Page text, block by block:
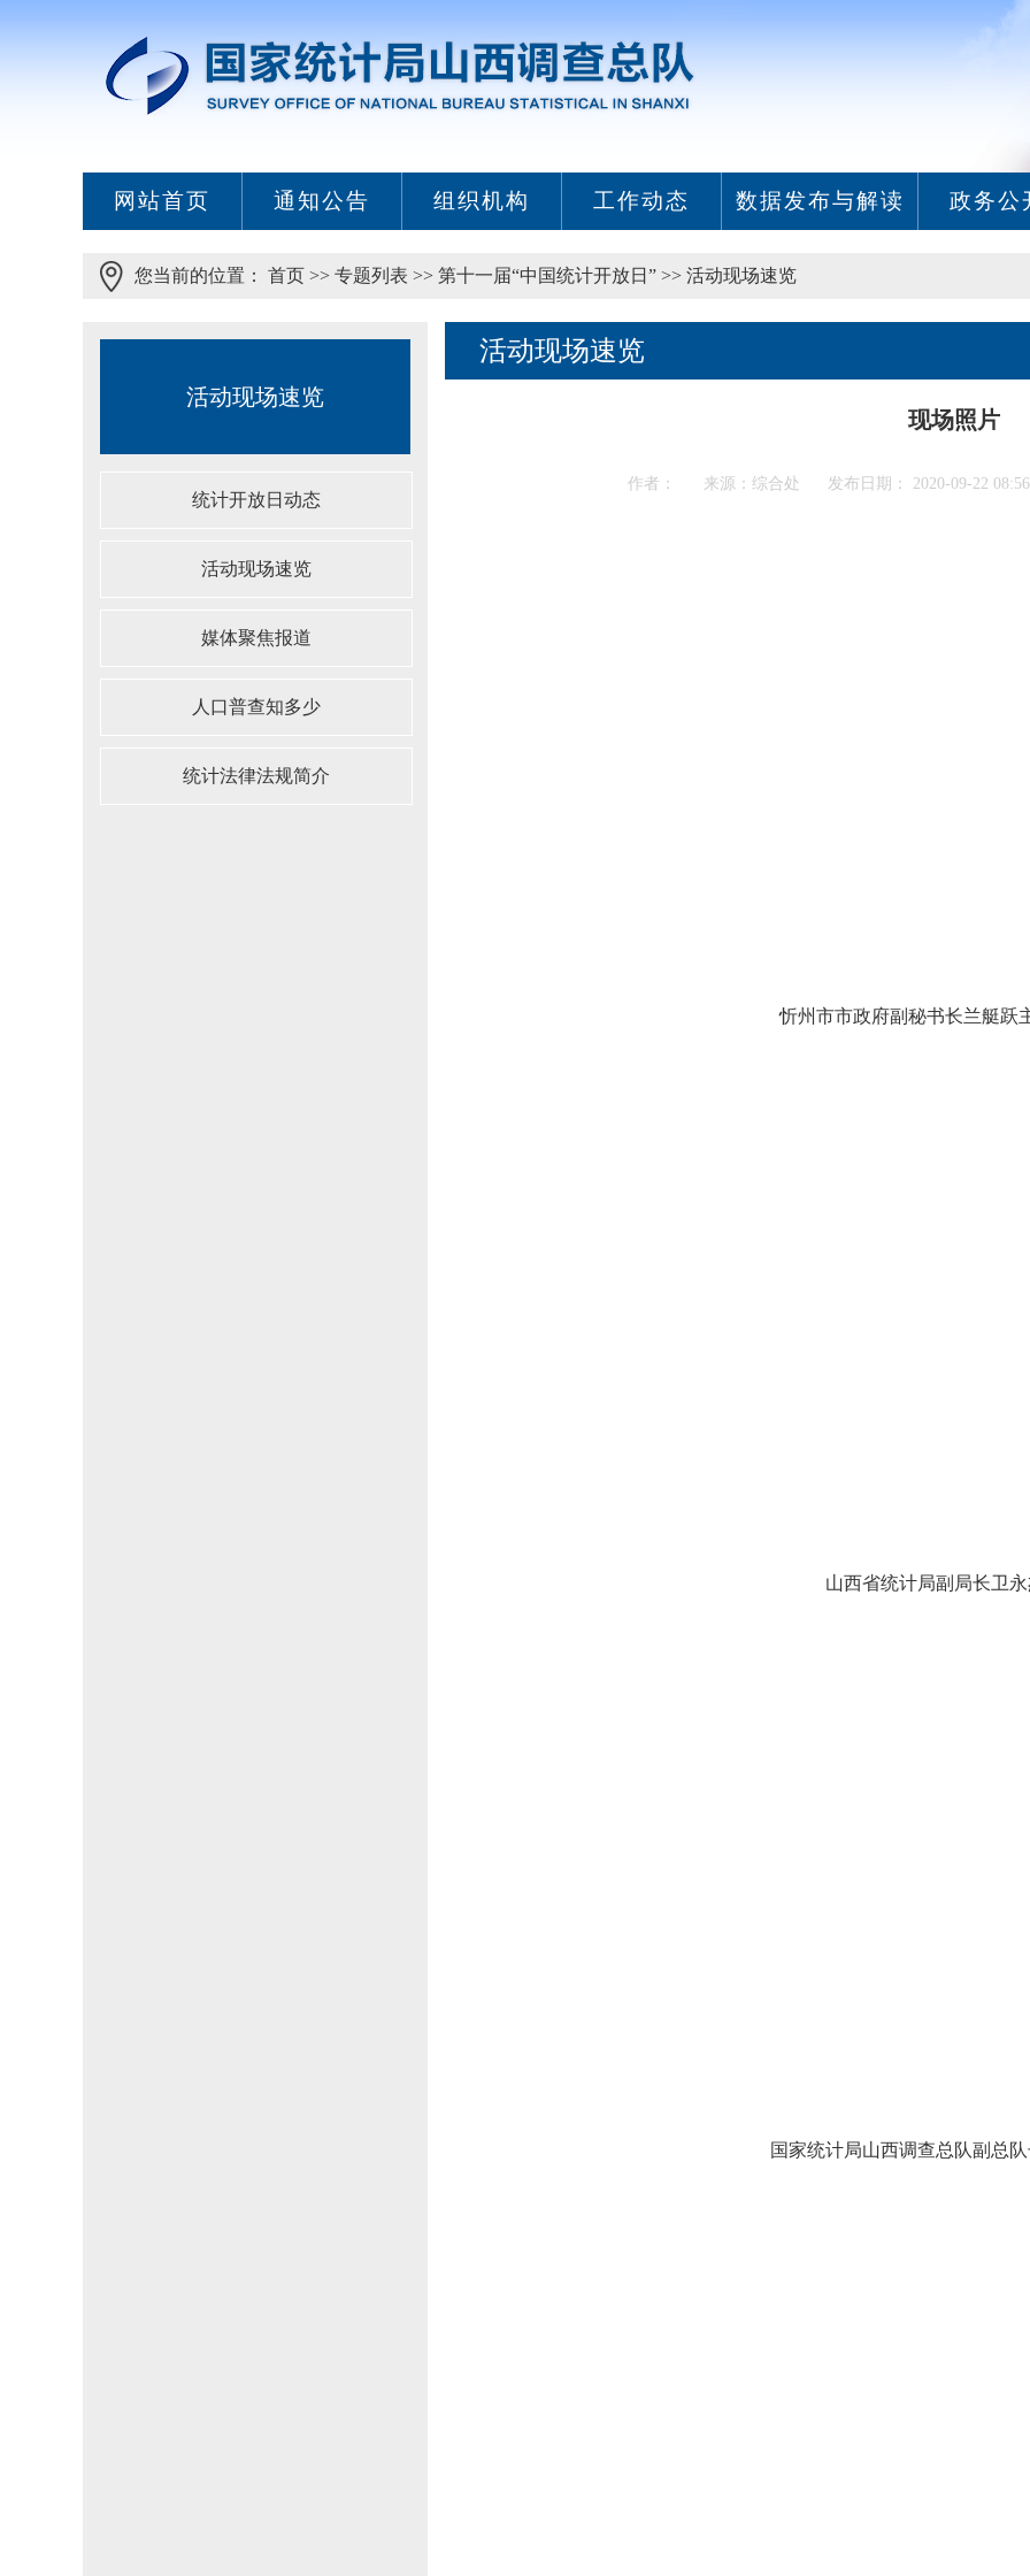
网站首页 通知公告 组织机构 工作动态 数据发布与解读 政务公
您当前的位置： 首页 >> 专题列表 >> 第十一届“中国统计开放日” >> 活动现场速览
活动现场速览
统计开放日动态
活动现场速览
媒体聚焦报道
人口普查知多少
统计法律法规简介
活动现场速览
现场照片
作者： 来源：综合处 发布日期： 2020-09-22
忻州市市政府副秘书长兰艇跃
山西省统计局副局长卫
国家统计局山西调查总队副总